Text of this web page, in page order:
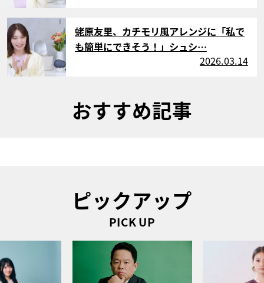
サムネイル
蛯原友里、カチモリ風アレンジに「私で
も簡単にできそう！」シュシ…
2026.03.14
おすすめ記事
ピックアップ
PICK UP